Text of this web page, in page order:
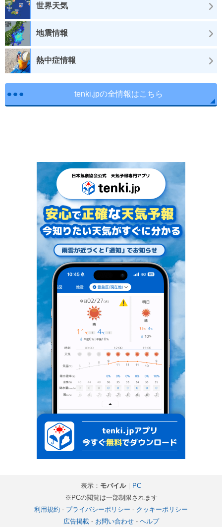
世界天気
地震情報
熱中症情報
tenki.jpの全情報はこちら
表示： モバイル｜ PC
※PCの閲覧は一部制限されます
利用規約 - プライバシーポリシー - クッキーポリシー
広告掲載- お問い合わせ- ヘルプ